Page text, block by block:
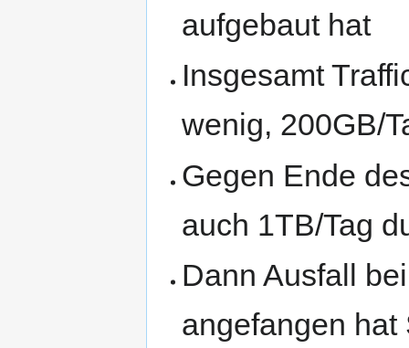
aufgebaut hat
Insgesamt
wenig, 200GB/
Gegen Ende
auch 1TB/Tag
Dann Ausfall
angefangen hat